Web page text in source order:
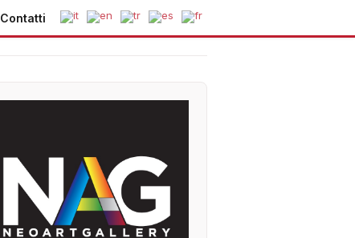
Contatti